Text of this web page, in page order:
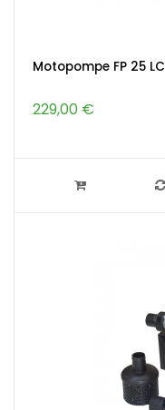
Motopompe FP 25 LC
229,00 €